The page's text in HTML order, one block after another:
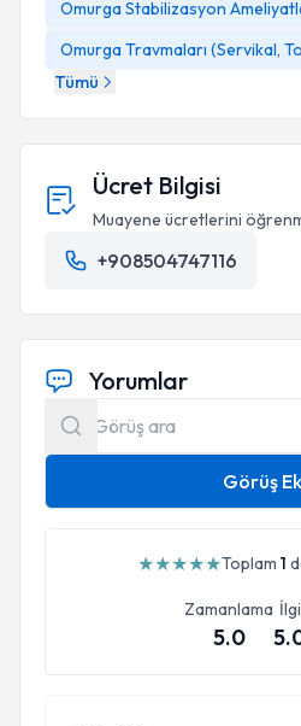
Omurga Stabilizasyon
Omurga Travmaları (Servikal,
Tümü
Ücret Bilgisi
Muayene ücretlerini
+908504747116
Yorumlar
Görüş
★★★★★Toplam 1
Zamanlama
5.0
İlgi